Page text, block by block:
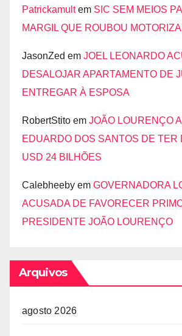
Patrickamultem SIC SEM MEIOS
MARGIL QUE ROUBOU
JasonZed em JOEL LEONARDO
DESALOJAR APARTAMENTO DE
ENTREGAR À ESPOSA
RobertStito em JOÃO LOURENÇO
EDUARDO DOS SANTOS DE TER
USD 24 BILHÕES
Calebheeby em GOVERNADORA
ACUSADA DE FAVORECER
PRESIDENTE JOÃO LOURENÇO
Arquivos
agosto 2026